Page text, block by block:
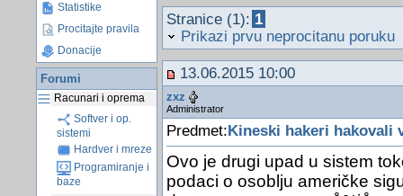
Statistike
Procitajte pravila
Donacije
Forumi
Racunari i oprema
Softver i op.
sistemi
Hardver i mreze
Programiranje i
baze
Stranice (1): 1
Prikazi prvu neprocitanu poruku
13.06.2015 10:00
zxz
Administrator
Predmet: Kineski hakeri hakovali
Ovo je drugi upad u sistem
podaci o osoblju američke